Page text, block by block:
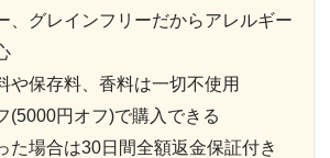
、グレインフリーだからアレルギー
や保存料、香料は一切不使用
(5000円オフ)で購入できる
た場合は30日間全額返金保証付き